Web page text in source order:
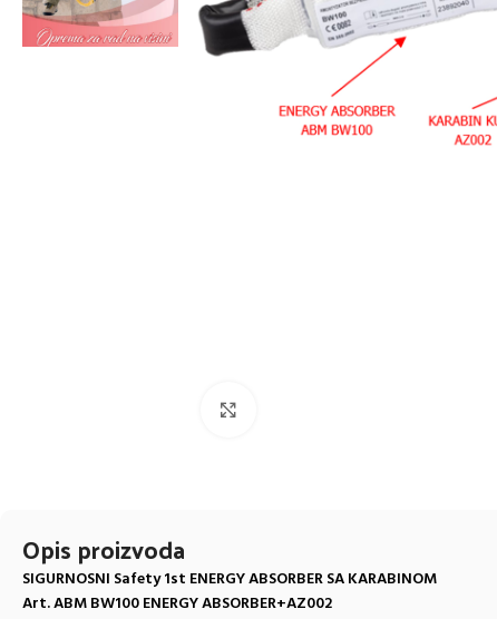
Opis proizvoda
SIGURNOSNI Safety 1st ENERGY ABSORBER SA KARABINOM
Art. ABM BW100 ENERGY ABSORBER+AZ002